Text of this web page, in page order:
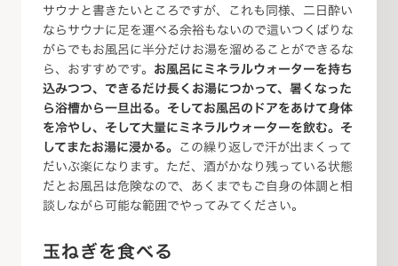
サウナと書きたいところですが、これも同様、二日酔い
ならサウナに足を運べる余裕もないので這いつくばりな
がらでもお風呂に半分だけお湯を溜めることができるな
ら、おすすめです。 お風呂にミネラルウォーターを持ち
込みつつ、できるだけ長くお湯につかって、暑くなった
ら浴槽から一旦出る。そしてお風呂のドアをあけて身体
を冷やし、そして大量にミネラルウォーターを飲む。そ
してまたお湯に浸かる。 この繰り返しで汗が出まくって
だいぶ楽になります。ただ、酒がかなり残っている状態
だとお風呂は危険なので、あくまでもご自身の体調と相
談しながら可能な範囲でやってみてください。
玉ねぎを食べる